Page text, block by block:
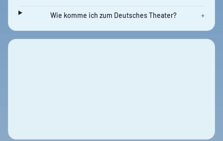
Wie komme ich zum Deutsches Theater? +